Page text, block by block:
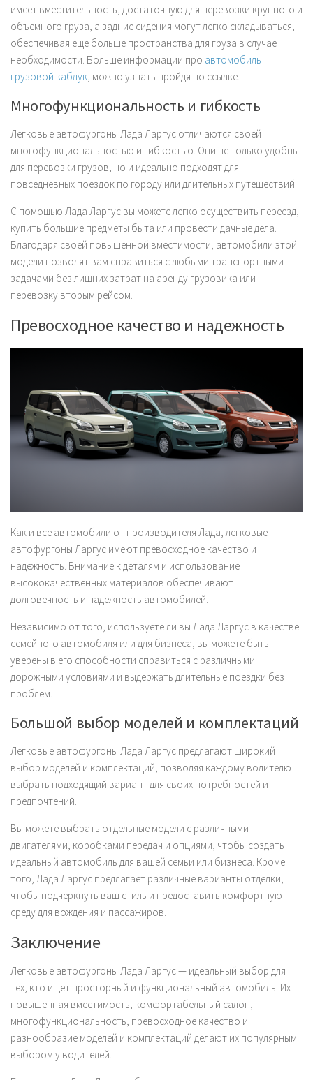
имеет вместительность, достаточную для перевозки крупного и
объемного груза, а задние сидения могут легко складываться,
обеспечивая еще больше пространства для груза в случае
необходимости. Больше информации про автомобиль
грузовой каблук, можно узнать пройдя по ссылке.
Многофункциональность и гибкость
Легковые автофургоны Лада Ларгус отличаются своей
многофункциональностью и гибкостью. Они не только удобны
для перевозки грузов, но и идеально подходят для
повседневных поездок по городу или длительных путешествий.
С помощью Лада Ларгус вы можете легко осуществить переезд,
купить большие предметы быта или провести дачные дела.
Благодаря своей повышенной вместимости, автомобили этой
модели позволят вам справиться с любыми транспортными
задачами без лишних затрат на аренду грузовика или
перевозку вторым рейсом.
Превосходное качество и надежность
Как и все автомобили от производителя Лада, легковые
автофургоны Ларгус имеют превосходное качество и
надежность. Внимание к деталям и использование
высококачественных материалов обеспечивают
долговечность и надежность автомобилей.
Независимо от того, используете ли вы Лада Ларгус в качестве
семейного автомобиля или для бизнеса, вы можете быть
уверены в его способности справиться с различными
дорожными условиями и выдержать длительные поездки без
проблем.
Большой выбор моделей и комплектаций
Легковые автофургоны Лада Ларгус предлагают широкий
выбор моделей и комплектаций, позволяя каждому водителю
выбрать подходящий вариант для своих потребностей и
предпочтений.
Вы можете выбрать отдельные модели с различными
двигателями, коробками передач и опциями, чтобы создать
идеальный автомобиль для вашей семьи или бизнеса. Кроме
того, Лада Ларгус предлагает различные варианты отделки,
чтобы подчеркнуть ваш стиль и предоставить комфортную
среду для вождения и пассажиров.
Заключение
Легковые автофургоны Лада Ларгус — идеальный выбор для
тех, кто ищет просторный и функциональный автомобиль. Их
повышенная вместимость, комфортабельный салон,
многофункциональность, превосходное качество и
разнообразие моделей и комплектаций делают их популярным
выбором у водителей.